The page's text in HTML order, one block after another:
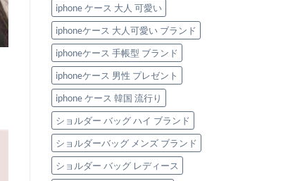
iphone ケース 大人 可愛い
iphoneケース 大人可愛い ブランド
iphoneケース 手帳型 ブランド
iphoneケース 男性 プレゼント
iphone ケース 韓国 流行り
ショルダー バッグ ハイ ブランド
ショルダーバッグ メンズ ブランド
ショルダー バッグ レディース